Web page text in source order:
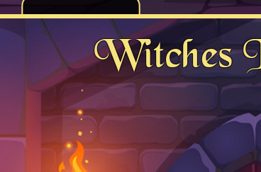
Witches